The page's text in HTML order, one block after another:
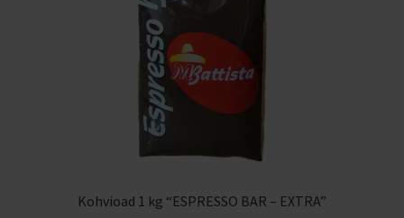
Kohvioad 1 kg “ESPRESSO BAR – EXTRA”